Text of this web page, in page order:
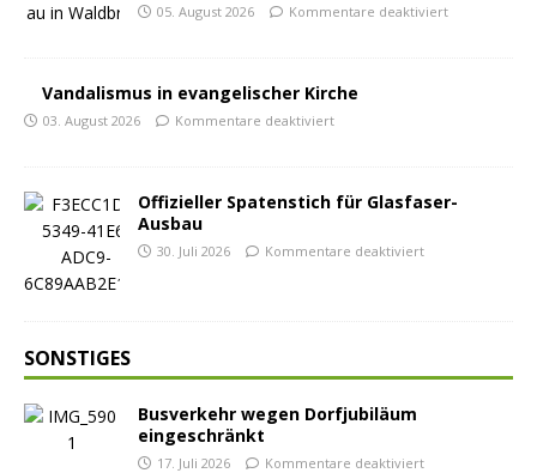
05. August 2026 Kommentare deaktiviert
Vandalismus in evangelischer Kirche
03. August 2026 Kommentare deaktiviert
Offizieller Spatenstich für Glasfaser-
Ausbau
30. Juli 2026 Kommentare deaktiviert
SONSTIGES
Busverkehr wegen Dorfjubiläum
eingeschränkt
17. Juli 2026 Kommentare deaktiviert